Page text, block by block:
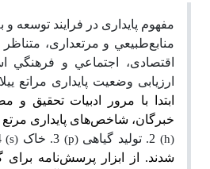
ﻣﻔﻬﻮم ﭘﺎﻳﺪاری در ﻓﺮاﻳﻨﺪ ﺗﻮﺳﻌﻪ
‌ﻣﻨﺎﺑﻊ‌ﻃﺒﻴﻌﻲ و مرتعداری، ﻣﺘﻨﺎﻇﺮ
اﻗﺘﺼﺎدی، اﺟﺘﻤﺎﻋﻲ و
ارزیابی وضعیت پایداری مراتع
ابتدا با مرور ادبیات تحقیق و
خبرگان، شاخصهای پایداری
(
h
)2. تولید گیاهی (
p
) 3. خاک (
s
)4. انسان
شدند. از ابزار پرسش‌نامه برای